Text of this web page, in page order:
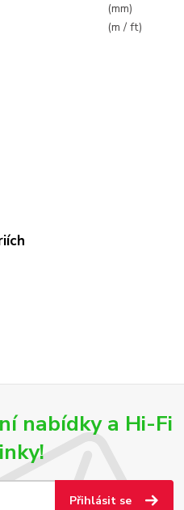
(mm)
(m / ft)
nabídky a Hi-Fi
Přihlásit se